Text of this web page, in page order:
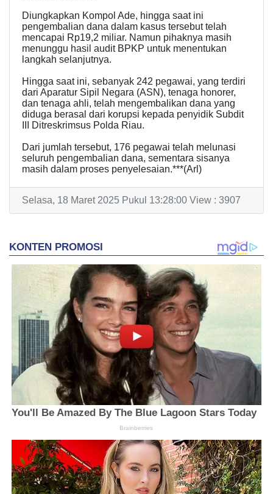
Diungkapkan Kompol Ade, hingga saat ini
pengembalian dana dalam kasus tersebut telah
mencapai Rp19,2 miliar. Namun pihaknya masih
menunggu hasil audit BPKP untuk menentukan
langkah selanjutnya.
Hingga saat ini, sebanyak 242 pegawai, yang terdiri
dari Aparatur Sipil Negara (ASN), tenaga honorer,
dan tenaga ahli, telah mengembalikan dana yang
diduga berasal dari korupsi kepada penyidik Subdit
III Ditreskrimsus Polda Riau.
Dari jumlah tersebut, 176 pegawai telah melunasi
seluruh pengembalian dana, sementara sisanya
masih dalam proses penyelesaian.***(Arl)
Selasa, 18 Maret 2025 Pukul 13:28:00 View : 3907